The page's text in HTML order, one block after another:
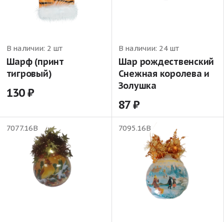
В наличии: 2 шт
Шарф (принт
тигровый)
130
В наличии: 24 шт
Шар рождественский
Снежная королева и
Золушка
87
7077.16В 7095.16В